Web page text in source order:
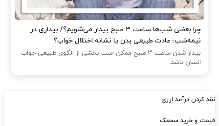
چرا بعضی شب‌ها ساعت ۳ صبح بیدار می‌شویم؟/ بیداری در
نیمه‌شب؛ عادت طبیعی بدن یا نشانه اختلال خواب؟
بیدار شدن ساعت ۳ صبح ممکن است بخشی از الگوی طبیعی خواب
انسان باشد.
نقد کردن درآمد ارزی
قیمت و خرید سمعک